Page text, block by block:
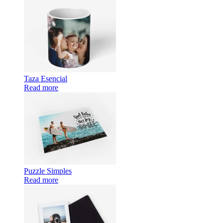
Taza Esencial
Read more
Puzzle Simples
Read more